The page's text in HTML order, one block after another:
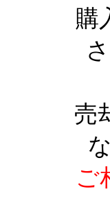
購
売
ご